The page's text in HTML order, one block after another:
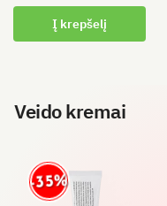
Į krepšelį
Veido kremai
-35%